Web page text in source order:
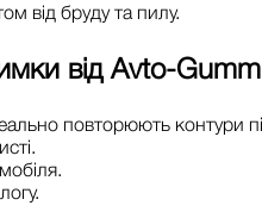
від бруду та пилу.
від Avto-
повторюють контури